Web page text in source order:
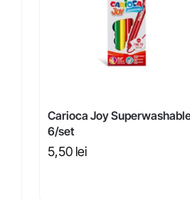
Carioca Joy
6/set
5,50 lei